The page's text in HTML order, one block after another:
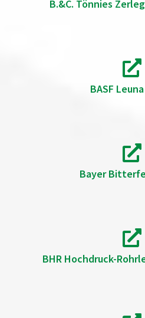
B.&C. Tönnies
BASF
Bayer
BHR Hochdruck-